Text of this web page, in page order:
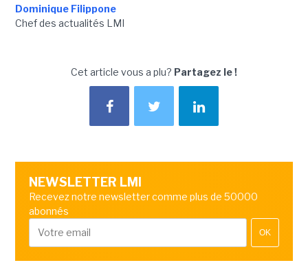
Dominique Filippone
Chef des actualités LMI
Cet article vous a plu? Partagez le !
NEWSLETTER LMI
Recevez notre newsletter comme plus de 50000
abonnés
OK